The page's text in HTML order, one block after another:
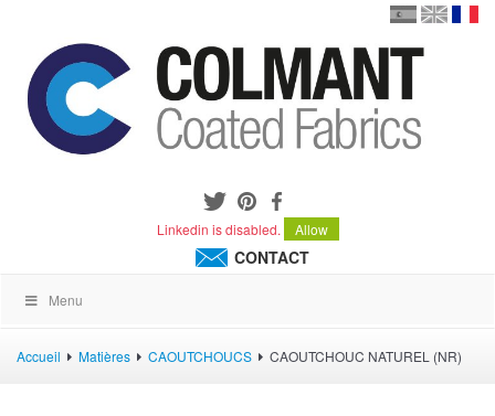
español
Linkedin is disabled. Allow
CONTACT
Menu
Accueil Matières CAOUTCHOUCS CAOUTCHOUC NATUREL (NR)